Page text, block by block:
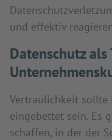
und effektiv
Datenschutz als
Vertraulichkeit sollte
eingebettet sein. Es
schaffen, in der der